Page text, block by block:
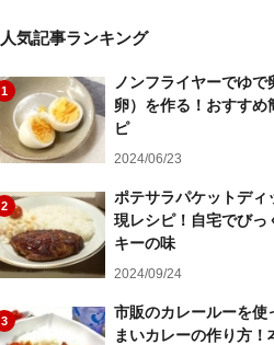
人気記事ランキング
1
ノンフライヤーでゆで
卵）を作る！おすすめ
ピ
2024/06/23
2
ポテサラパケットディ
現レシピ！自宅でびっ
キーの味
2024/09/24
3
市販のカレールーを使
まいカレーの作り方！